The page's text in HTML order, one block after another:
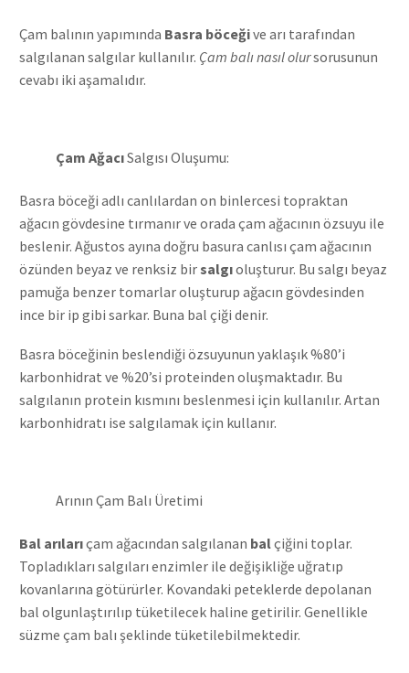
Çam balının yapımında Basra böceğive arı tarafından
salgılanan salgılar kullanılır. Çam balı nasıl olursorusunun
cevabı iki aşamalıdır.
Çam AğacıSalgısı Oluşumu:
Basra böceği adlı canlılardan on binlercesi topraktan
ağacın gövdesine tırmanır ve orada çam ağacının özsuyu ile
beslenir. Ağustos ayına doğru basura canlısı çam ağacının
özünden beyaz ve renksiz birsalgıoluşturur. Bu salgı beyaz
pamuğa benzer tomarlar oluşturup ağacın gövdesinden
ince bir ip gibi sarkar. Buna bal çiği denir.
Basra böceğinin beslendiği özsuyunun yaklaşık %80’i
karbonhidrat ve %20’si proteinden oluşmaktadır. Bu
salgılanın protein kısmını beslenmesi için kullanılır. Artan
karbonhidratı ise salgılamak için kullanır.
Arının Çam Balı Üretimi
Bal arılarıçam ağacından salgılanan balçiğini toplar.
Topladıkları salgıları enzimler ile değişikliğe uğratıp
kovanlarına götürürler. Kovandaki peteklerde depolanan
bal olgunlaştırılıp tüketilecek haline getirilir. Genellikle
süzme çam balı şeklinde tüketilebilmektedir.